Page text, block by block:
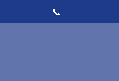
📞